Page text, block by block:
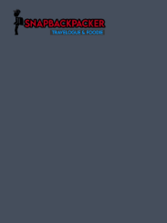
Skip to content